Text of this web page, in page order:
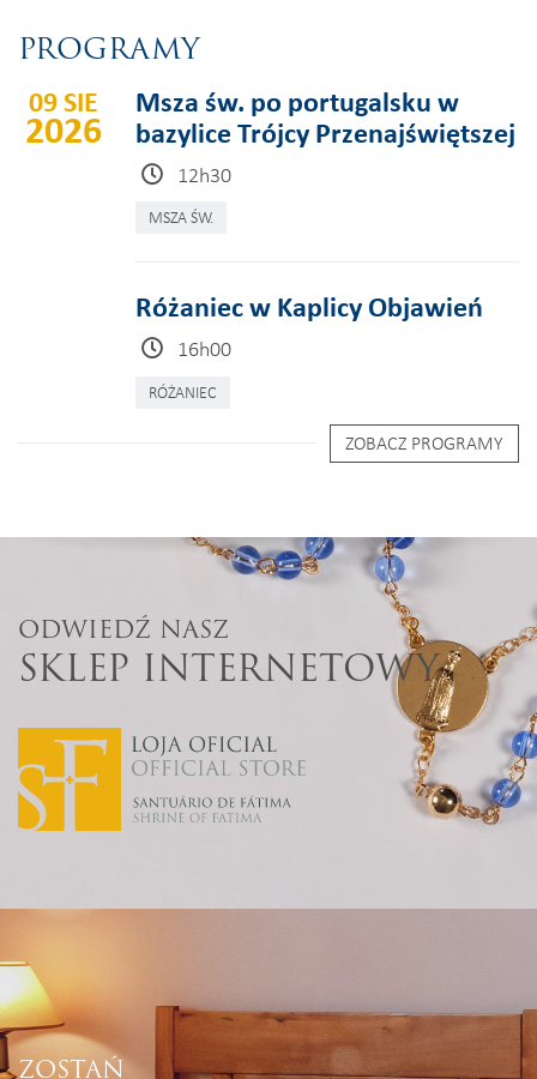
PROGRAMY
09 SIE
2026
Msza św. po portugalsku w
bazylice Trójcy Przenajświętszej
12h30
MSZA ŚW.
Różaniec w Kaplicy Objawień
16h00
RÓŻANIEC
ZOBACZ PROGRAMY
ODWIEDŹ NASZ
SKLEP INTERNETOWY
ZOSTAŃ